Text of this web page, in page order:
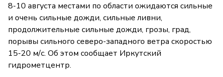
8-10 августа местами по области ожидаются сильные
и очень сильные дожди, сильные ливни,
продолжительные сильные дожди, грозы, град,
порывы сильного северо-западного ветра скоростью
15-20 м/с. Об этом сообщает Иркутский
гидрометцентр.